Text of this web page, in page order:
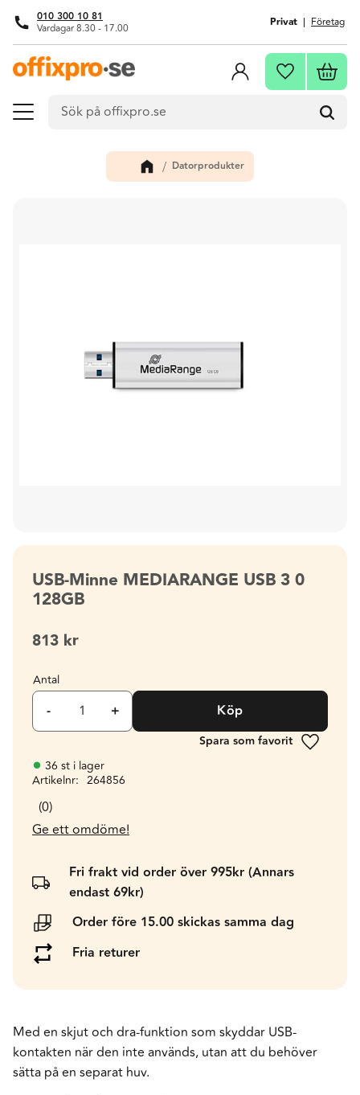
Meny
010 300 10 81
Vardagar 8.30 - 17.00 Privat Företag
Favoriter
Datorprodukter
USB-Minne MEDIARANGE USB 3 0
128GB
813 kr
Antal
+
- Köp
Lägg till
36 st i lager
Artikelnr
264856
0
Ge ett omdöme!
Fri frakt vid order över 995kr (Annars
endast 69kr)
Order före 15.00 skickas samma dag
Fria returer
Med en skjut och dra-funktion som skyddar USB-
kontakten när den inte används, utan att du behöver
sätta på en separat huv.